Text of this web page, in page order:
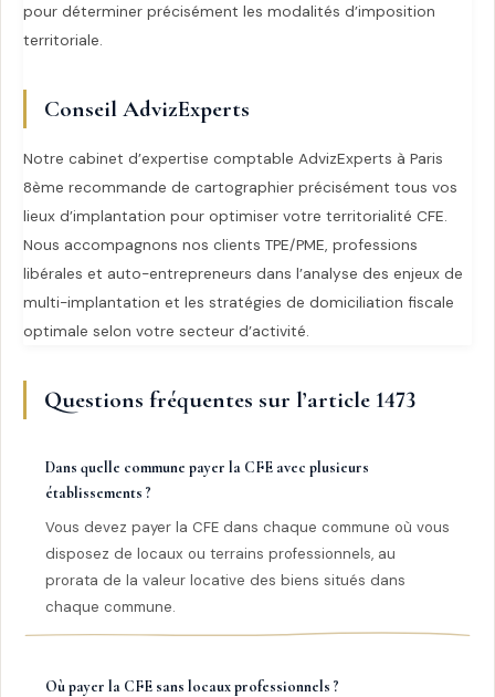
pour déterminer précisément les modalités d’imposition
territoriale.
Conseil AdvizExperts
Notre cabinet d’expertise comptable AdvizExperts à Paris
8ème recommande de cartographier précisément tous vos
lieux d’implantation pour optimiser votre territorialité CFE.
Nous accompagnons nos clients TPE/PME, professions
libérales et auto-entrepreneurs dans l’analyse des enjeux de
multi-implantation et les stratégies de domiciliation fiscale
optimale selon votre secteur d’activité.
Questions fréquentes sur l’article 1473
Dans quelle commune payer la CFE avec plusieurs
établissements ?
Vous devez payer la CFE dans chaque commune où vous
disposez de locaux ou terrains professionnels, au
prorata de la valeur locative des biens situés dans
chaque commune.
Où payer la CFE sans locaux professionnels ?